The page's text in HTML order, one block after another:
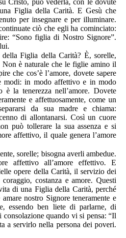
Cristo, può vederla, con le dovute
Figlia della Carità. E Gesù che
per insegnare e per illuminare.
ciò che egli ha cominciato:
“Sono figlia di Nostro Signore”.
Figlia della Carità? È, sorelle,
Non è naturale che le figlie amino il
che cos’è l’amo­re, dovete sapere
modi: in modo affettivo e in modo
è la tenerezza nell’amore. Dovete
e affettuosamente, come un
da sua madre e chiama:
di allontanarsi. Così un cuore
può tollerare la sua assenza e si
affettivo, il quale genera l’amore
sorelle; bisogna averli ambedue.
affettivo all’amore effettivo. E
opere della Carità, il servizio dei
costanza e amore. Questi
di una Figlia della Carità, perché
nostro Signore teneramente e
essendo ben liete di parlarne, di
quando vi si pensa: “Il
a servirlo nella persona dei poveri.